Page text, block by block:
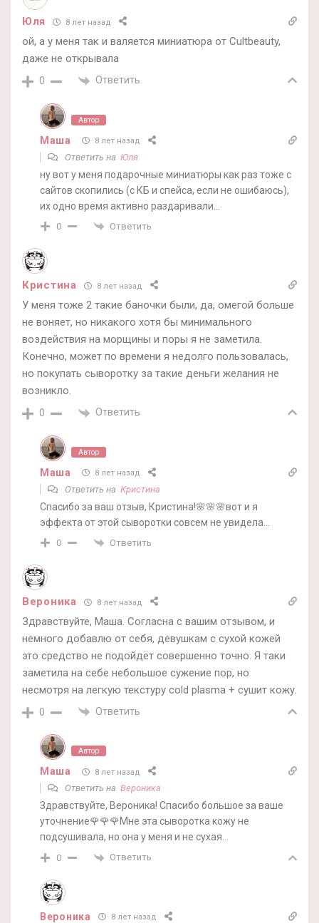
Юля 8 лет назад
ой, а у меня так и валяется миниатюра от Cultbeauty,
даже не открывала
0 Ответить
Автор
Маша 8 лет назад
Ответить на Юля
ну вот у меня подарочные миниатюры как раз тоже с
сайтов скопились (с КБ и спейса, если не ошибаюсь),
их одно время активно раздаривали…
0 Ответить
Кристина 8 лет назад
У меня тоже 2 такие баночки были, да, омегой больше
не воняет, но никакого хотя бы минимального
воздействия на морщины и поры я не заметила.
Конечно, может по времени я недолго пользовалась,
но покупать сыворотку за такие деньги желания не
возникло.
0 Ответить
Автор
Маша 8 лет назад
Ответить на Кристина
Спасибо за ваш отзыв, Кристина!🌸🌸🌸вот и я
эффекта от этой сыворотки совсем не увидела…
0 Ответить
Вероника 8 лет назад
Здравствуйте, Маша. Согласна с вашим отзывом, и
немного добавлю от себя, девушкам с сухой кожей
это средство не подойдёт совершенно точно. Я таки
заметила на себе небольшое сужение пор, но
несмотря на легкую текстуру cold plasma + сушит кожу.
0 Ответить
Автор
Маша 8 лет назад
Ответить на Вероника
Здравствуйте, Вероника! Спасибо большое за ваше
уточнение🌹🌹🌹Мне эта сыворотка кожу не
подсушивала, но она у меня и не сухая…
0 Ответить
Вероника 8 лет назад